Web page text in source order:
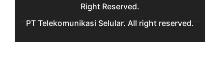
Right Reserved.
PT Telekomunikasi Selular. All right reserved.